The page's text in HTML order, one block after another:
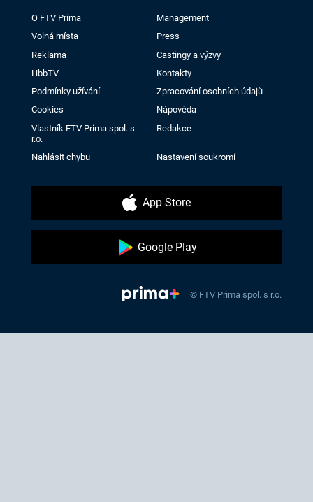
O FTV Prima
Management
Volná místa
Press
Reklama
Castingy a výzvy
HbbTV
Kontakty
Podmínky užívání
Zpracování osobních údajů
Cookies
Nápověda
Vlastník FTV Prima spol. s
r.o.
Redakce
Nahlásit chybu Nastavení soukromí
App Store
Google Play
© FTV Prima spol. s r.o.